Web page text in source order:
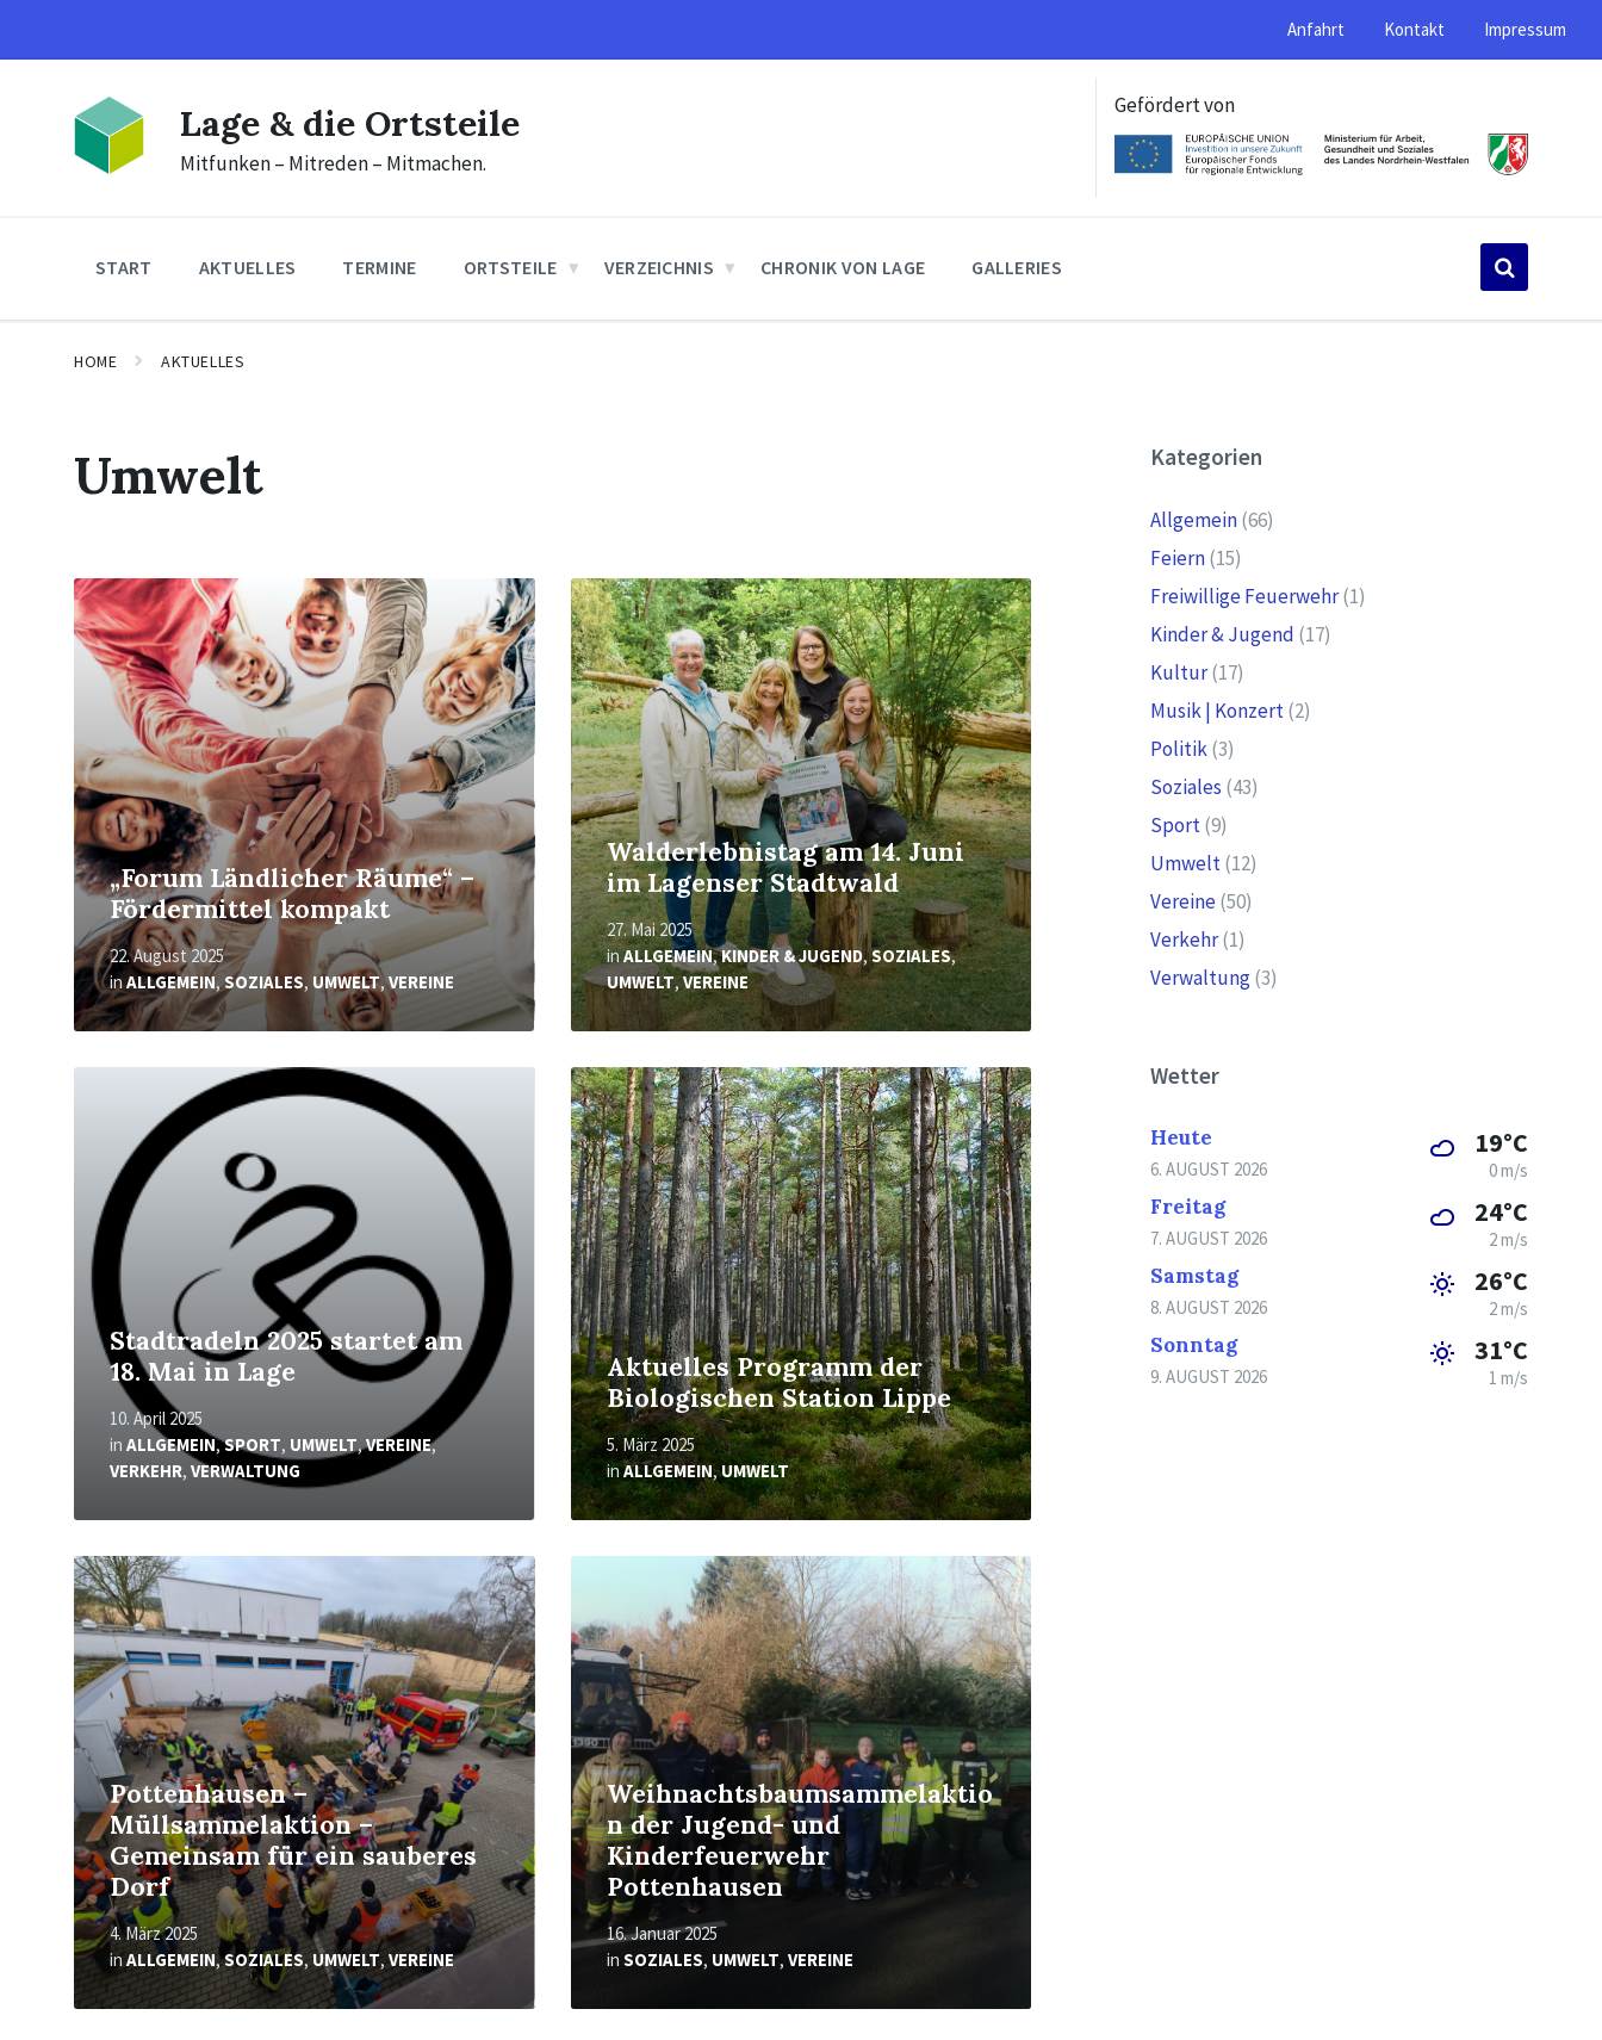
content
main
footer
Anfahrt Kontakt Impressum
Lage & die Ortsteile
Mitfunken – Mitreden – Mitmachen.
Gefördert von
START AKTUELLES TERMINE ORTSTEILE VERZEICHNIS CHRONIK VON LAGE GALLERIES
HOME AKTUELLES
Umwelt
„Forum Ländlicher Räume“ –
Fördermittel kompakt
22. August 2025
inALLGEMEIN,SOZIALES, UMWELT,VEREINE
Mehr
erfahren
Walderlebnistag am 14. Juni
im Lagenser Stadtwald
27. Mai 2025
inALLGEMEIN,KINDER & JUGEND,SOZIALES,
UMWELT,VEREINE
Mehr
erfahren
Stadtradeln 2025 startet am
18. Mai in Lage
10. April 2025
in ALLGEMEIN,SPORT, UMWELT,VEREINE,
VERKEHR, VERWALTUNG
Mehr
Aktuelles Programm der
Biologischen Station Lippe
5. März 2025
inALLGEMEIN,UMWELT
Mehr
erfahren
Pottenhausen –
Müllsammelaktion –
Gemeinsam für ein sauberes
Dorf
4. März 2025
inALLGEMEIN,SOZIALES, UMWELT, VEREINE
Mehr
erfahren
Weihnachtsbaumsammelaktio
n der Jugend- und
Kinderfeuerwehr
Pottenhausen
16. Januar 2025
in SOZIALES, UMWELT, VEREINE
Mehr
Kategorien
Allgemein(66)
Feiern(15)
Freiwillige Feuerwehr(1)
Kinder & Jugend (17)
Kultur(17)
Musik | Konzert(2)
Politik(3)
Soziales (43)
Sport(9)
Umwelt(12)
Vereine(50)
Verkehr(1)
Verwaltung(3)
Wetter
Heute
6. AUGUST 2026
19°C
0 m/s
Freitag
7. AUGUST 2026
24°C
2 m/s
Samstag
8. AUGUST 2026
26°C
2 m/s
Sonntag
9. AUGUST 2026
31°C
1 m/s